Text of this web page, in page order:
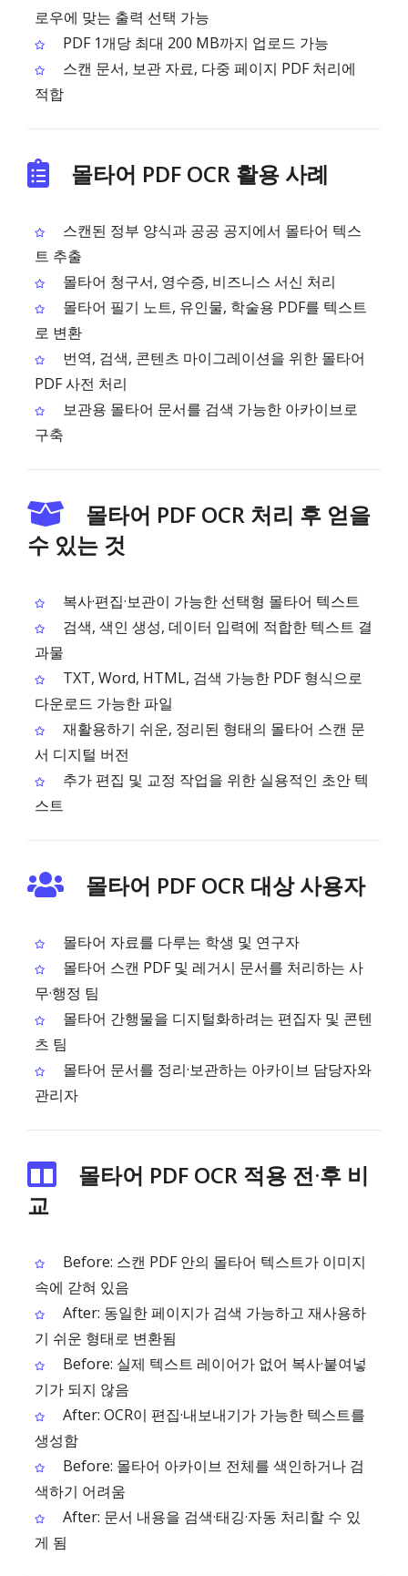
로우에 맞는 출력 선택 가능
PDF 1개당 최대 200 MB까지 업로드 가능
스캔 문서, 보관 자료, 다중 페이지 PDF 처리에
적합
몰타어 PDF OCR 활용 사례
스캔된 정부 양식과 공공 공지에서 몰타어 텍스
트 추출
몰타어 청구서, 영수증, 비즈니스 서신 처리
몰타어 필기 노트, 유인물, 학술용 PDF를 텍스트
로 변환
번역, 검색, 콘텐츠 마이그레이션을 위한 몰타어
PDF 사전 처리
보관용 몰타어 문서를 검색 가능한 아카이브로
구축
몰타어 PDF OCR 처리 후 얻을
수 있는 것
복사·편집·보관이 가능한 선택형 몰타어 텍스트
검색, 색인 생성, 데이터 입력에 적합한 텍스트 결
과물
TXT, Word, HTML, 검색 가능한 PDF 형식으로
다운로드 가능한 파일
재활용하기 쉬운, 정리된 형태의 몰타어 스캔 문
서 디지털 버전
추가 편집 및 교정 작업을 위한 실용적인 초안 텍
스트
몰타어 PDF OCR 대상 사용자
몰타어 자료를 다루는 학생 및 연구자
몰타어 스캔 PDF 및 레거시 문서를 처리하는 사
무·행정 팀
몰타어 간행물을 디지털화하려는 편집자 및 콘텐
츠 팀
몰타어 문서를 정리·보관하는 아카이브 담당자와
관리자
몰타어 PDF OCR 적용 전·후 비
교
Before: 스캔 PDF 안의 몰타어 텍스트가 이미지
속에 갇혀 있음
After: 동일한 페이지가 검색 가능하고 재사용하
기 쉬운 형태로 변환됨
Before: 실제 텍스트 레이어가 없어 복사·붙여넣
기가 되지 않음
After: OCR이 편집·내보내기가 가능한 텍스트를
생성함
Before: 몰타어 아카이브 전체를 색인하거나 검
색하기 어려움
After: 문서 내용을 검색·태깅·자동 처리할 수 있
게 됨